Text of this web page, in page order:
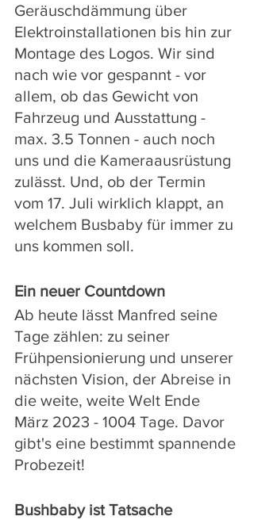
Geräuschdämmung über
Elektroinstallationen bis hin zur
Montage des Logos. Wir sind
nach wie vor gespannt - vor
allem, ob das Gewicht von
Fahrzeug und Ausstattung -
max. 3.5 Tonnen - auch noch
uns und die Kameraausrüstung
zulässt. Und, ob der Termin
vom 17. Juli wirklich klappt, an
welchem Busbaby für immer zu
uns kommen soll.
Ein neuer Countdown
Ab heute lässt Manfred seine
Tage zählen: zu seiner
Frühpensionierung und unserer
nächsten Vision, der Abreise in
die weite, weite Welt Ende
März 2023 - 1004 Tage. Davor
gibt's eine bestimmt spannende
Probezeit!
Bushbaby ist Tatsache